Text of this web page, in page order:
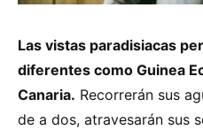
Las vistas paradisiacas
diferentes como Guinea
Canaria. Recorrerán sus
de a dos, atravesarán sus